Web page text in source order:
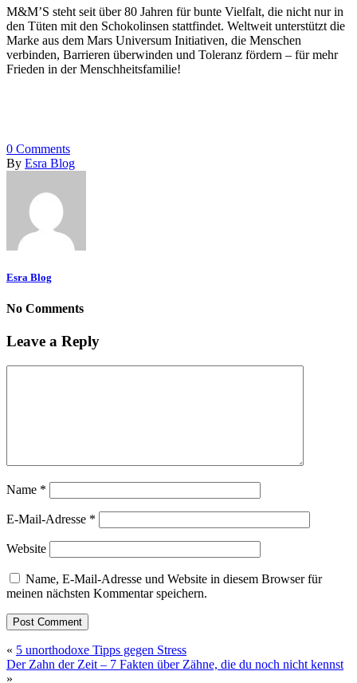
M&M’S steht seit über 80 Jahren für bunte Vielfalt, die nicht nur in
den Tüten mit den Schokolinsen stattfindet. Weltweit unterstützt die
Marke aus dem Mars Universum Initiativen, die Menschen
verbinden, Barrieren überwinden und Toleranz fördern – für mehr
Frieden in der Menschheitsfamilie!
0 Comments
By Esra Blog
Esra Blog
No Comments
Leave a Reply
Name *
E-Mail-Adresse *
Website
Name, E-Mail-Adresse und Website in diesem Browser für
meinen nächsten Kommentar speichern.
« 5 unorthodoxe Tipps gegen Stress
Der Zahn der Zeit – 7 Fakten über Zähne, die du noch nicht kennst
»